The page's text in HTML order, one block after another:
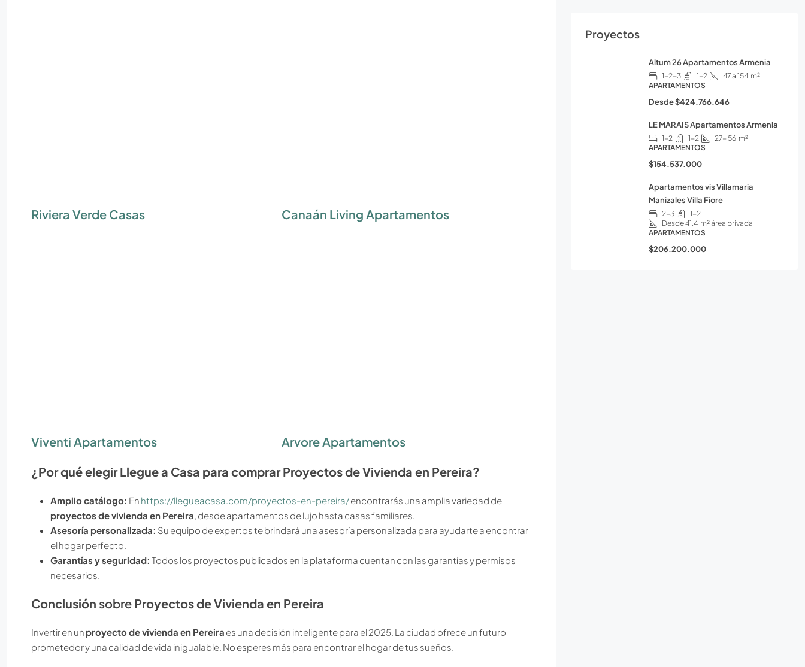
Riviera Verde Casas Canaán Living Apartamentos
Viventi Apartamentos
Arvore Apartamentos
¿Por qué elegir Llegue a Casa para comprar Proyectos de Vivienda en Pereira?
Amplio catálogo: En https://llegueacasa.com/proyectos-en-pereira/encontrarás una amplia variedad de
proyectos de vivienda en Pereira, desde apartamentos de lujo hasta casas familiares.
Asesoría personalizada: Su equipo de expertos te brindará una asesoría personalizada para ayudarte a encontrar
el hogar perfecto.
Garantías y seguridad: Todos los proyectos publicados en la plataforma cuentan con las garantías y permisos
necesarios.
Conclusión sobre Proyectos de Vivienda en Pereira
Invertir en un proyecto de vivienda en Pereira es una decisión inteligente para el 2025. La ciudad ofrece un futuro
prometedor y una calidad de vida inigualable. No esperes más para encontrar el hogar de tus sueños.
Proyectos
Altum 26 Apartamentos Armenia
1-2-3 1-2 47 a 154 m²
APARTAMENTOS
Desde$424.766.646
LE MARAIS Apartamentos Armenia
1-2 1-2 27- 56 m²
APARTAMENTOS
$154.537.000
Apartamentos vis Villamaria
Manizales Villa Fiore
2-3
1-2
Desde 41.4 m² área privada
APARTAMENTOS
$206.200.000